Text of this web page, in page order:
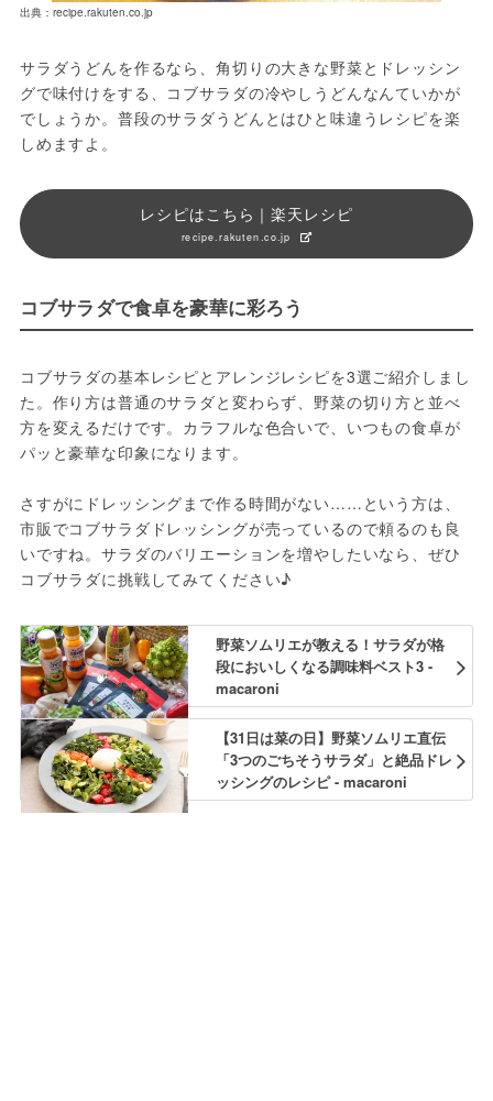
出典：recipe.rakuten.co.jp
サラダうどんを作るなら、角切りの大きな野菜とドレッシン
グで味付けをする、コブサラダの冷やしうどんなんていかが
でしょうか。普段のサラダうどんとはひと味違うレシピを楽
しめますよ。
レシピはこちら｜楽天レシピ
recipe.rakuten.co.jp
コブサラダで食卓を豪華に彩ろう
コブサラダの基本レシピとアレンジレシピを3選ご紹介しまし
た。作り方は普通のサラダと変わらず、野菜の切り方と並べ
方を変えるだけです。カラフルな色合いで、いつもの食卓が
パッと豪華な印象になります。
さすがにドレッシングまで作る時間がない……という方は、
市販でコブサラダドレッシングが売っているので頼るのも良
いですね。サラダのバリエーションを増やしたいなら、ぜひ
コブサラダに挑戦してみてください♪
野菜ソムリエが教える！サラダが格
段においしくなる調味料ベスト3 -
macaroni
【31日は菜の日】野菜ソムリエ直伝
「3つのごちそうサラダ」と絶品ドレ
ッシングのレシピ - macaroni